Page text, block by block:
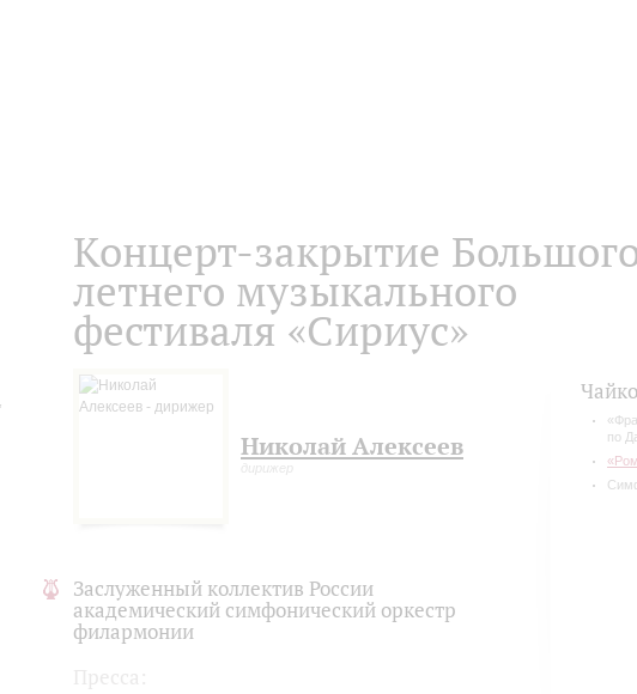
Концерт-закрытие
летнего музыкального
фестиваля «Сириус»
Николай Алексеев
дирижер
Заслуженный коллектив России
академический симфонический оркестр
филармонии
по